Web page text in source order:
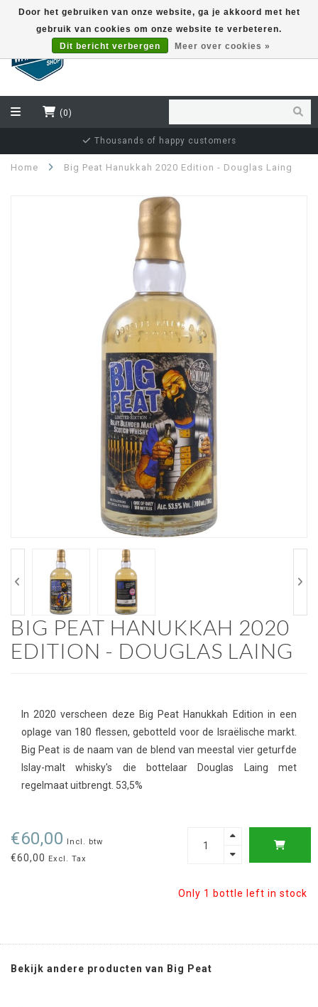
(0)
Independent bottler specialist
Home Big Peat Hanukkah 2020 Edition - Douglas Laing
BIG PEAT HANUKKAH 2020
EDITION - DOUGLAS LAING
In 2020 verscheen deze Big Peat Hanukkah Edition in een
oplage van 180 flessen, gebotteld voor de Israëlische markt.
Big Peat is de naam van de blend van meestal vier geturfde
Islay-malt whisky's die bottelaar Douglas Laing met
regelmaat uitbrengt. 53,5%
€60,00 Incl. btw
€60,00 Excl. Tax
Only 1 bottle left in stock
Bekijk andere producten van Big Peat
Door het gebruiken van onze website, ga je akkoord met het
gebruik van cookies om onze website te verbeteren.
Dit bericht verbergen
Meer over cookies »